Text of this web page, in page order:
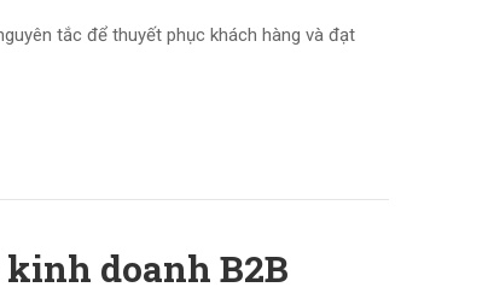
tắc để thuyết phục khách hàng và đạt
doanh B2B